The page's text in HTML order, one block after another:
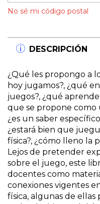
No sé mi código postal
DESCRIPCIÓN
¿Qué les propongo a
hoy jugamos?, ¿qué
juegos?, ¿qué
que se propone como
¿es un saber
¿estará bien que
física?, ¿cómo lleno la
Lejos de pretender
sobre el juego, este
docentes como
conexiones vigentes
física, algunas de